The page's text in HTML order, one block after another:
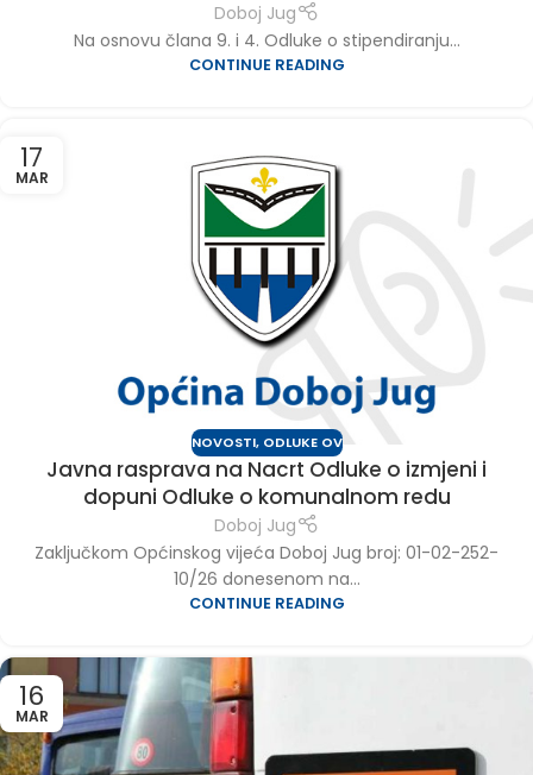
Doboj Jug
Na osnovu člana 9. i 4. Odluke o stipendiranju...
CONTINUE READING
17
MAR
NOVOSTI, ODLUKE OV
Javna rasprava na Nacrt Odluke o izmjeni i
dopuni Odluke o komunalnom redu
Doboj Jug
Zaključkom Općinskog vijeća Doboj Jug broj: 01-02-252-
10/26 donesenom na...
CONTINUE READING
16
MAR